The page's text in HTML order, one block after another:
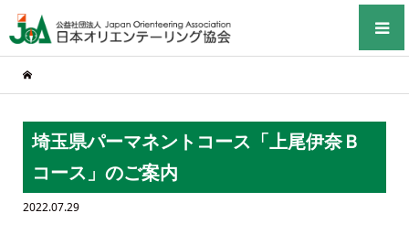
埼玉県パーマネントコース「上尾伊奈Ｂ
コース」のご案内
2022.07.29